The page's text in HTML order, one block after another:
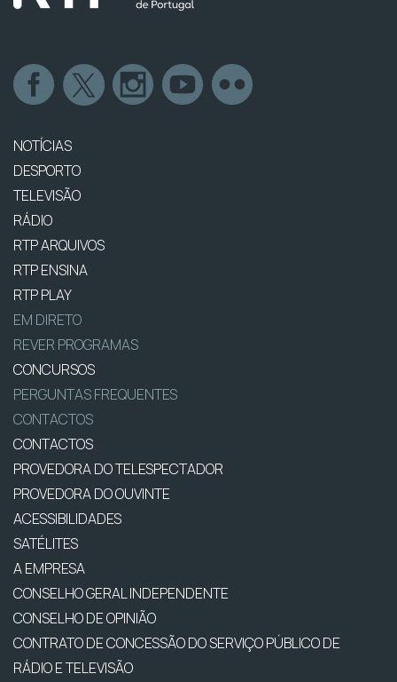
NOTÍCIAS
DESPORTO
TELEVISÃO
RÁDIO
RTP ARQUIVOS
RTP ENSINA
RTP PLAY
EM DIRETO
REVER PROGRAMAS
CONCURSOS
PERGUNTAS FREQUENTES
CONTACTOS
CONTACTOS
PROVEDORA DO TELESPECTADOR
PROVEDORA DO OUVINTE
ACESSIBILIDADES
SATÉLITES
A EMPRESA
CONSELHO GERAL INDEPENDENTE
CONSELHO DE OPINIÃO
CONTRATO DE CONCESSÃO DO SERVIÇO PÚBLICO DE
RÁDIO E TELEVISÃO